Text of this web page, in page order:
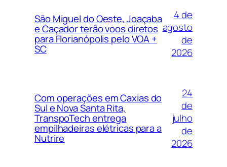
São Miguel do Oeste, Joaçaba
e Caçador terão voos diretos
para Florianópolis pelo VOA +
SC
4 de
agosto
de
2026
Com operações em Caxias do
Sul e Nova Santa Rita,
TranspoTech entrega
empilhadeiras elétricas para a
Nutrire
24
de
julho
de
2026